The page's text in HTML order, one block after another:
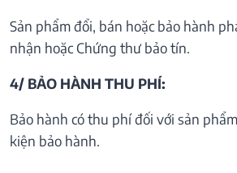
Sản phẩm đổi, bán hoặc bảo hành
nhận hoặc Chứng thư bảo tín.
4/ BẢO HÀNH THU PHÍ:
Bảo hành có thu phí đối với sản
kiện bảo hành.